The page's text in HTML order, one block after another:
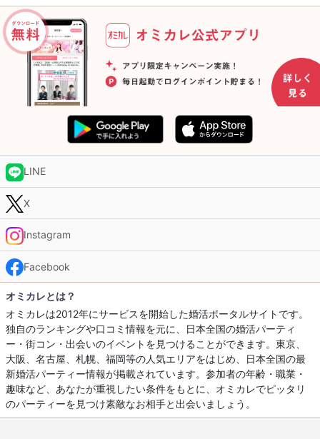
LINE
X
Instagram
Facebook
オミカレとは？
オミカレは2012年にサービスを開始した婚活ポータルサイトです。
独自のランキングや口コミ情報を元に、日本全国の婚活パーティ
ー・街コン・出会いのイベントを見つけることができます。東京、
大阪、名古屋、札幌、福岡等の人気エリアをはじめ、日本全国の最
新婚活パーティー情報が掲載されています。参加者の年齢・職業・
趣味など、あなたが重視したい条件をもとに、オミカレでピッタリ
のパーティーを見つけ素敵なお相手と出会いましょう。